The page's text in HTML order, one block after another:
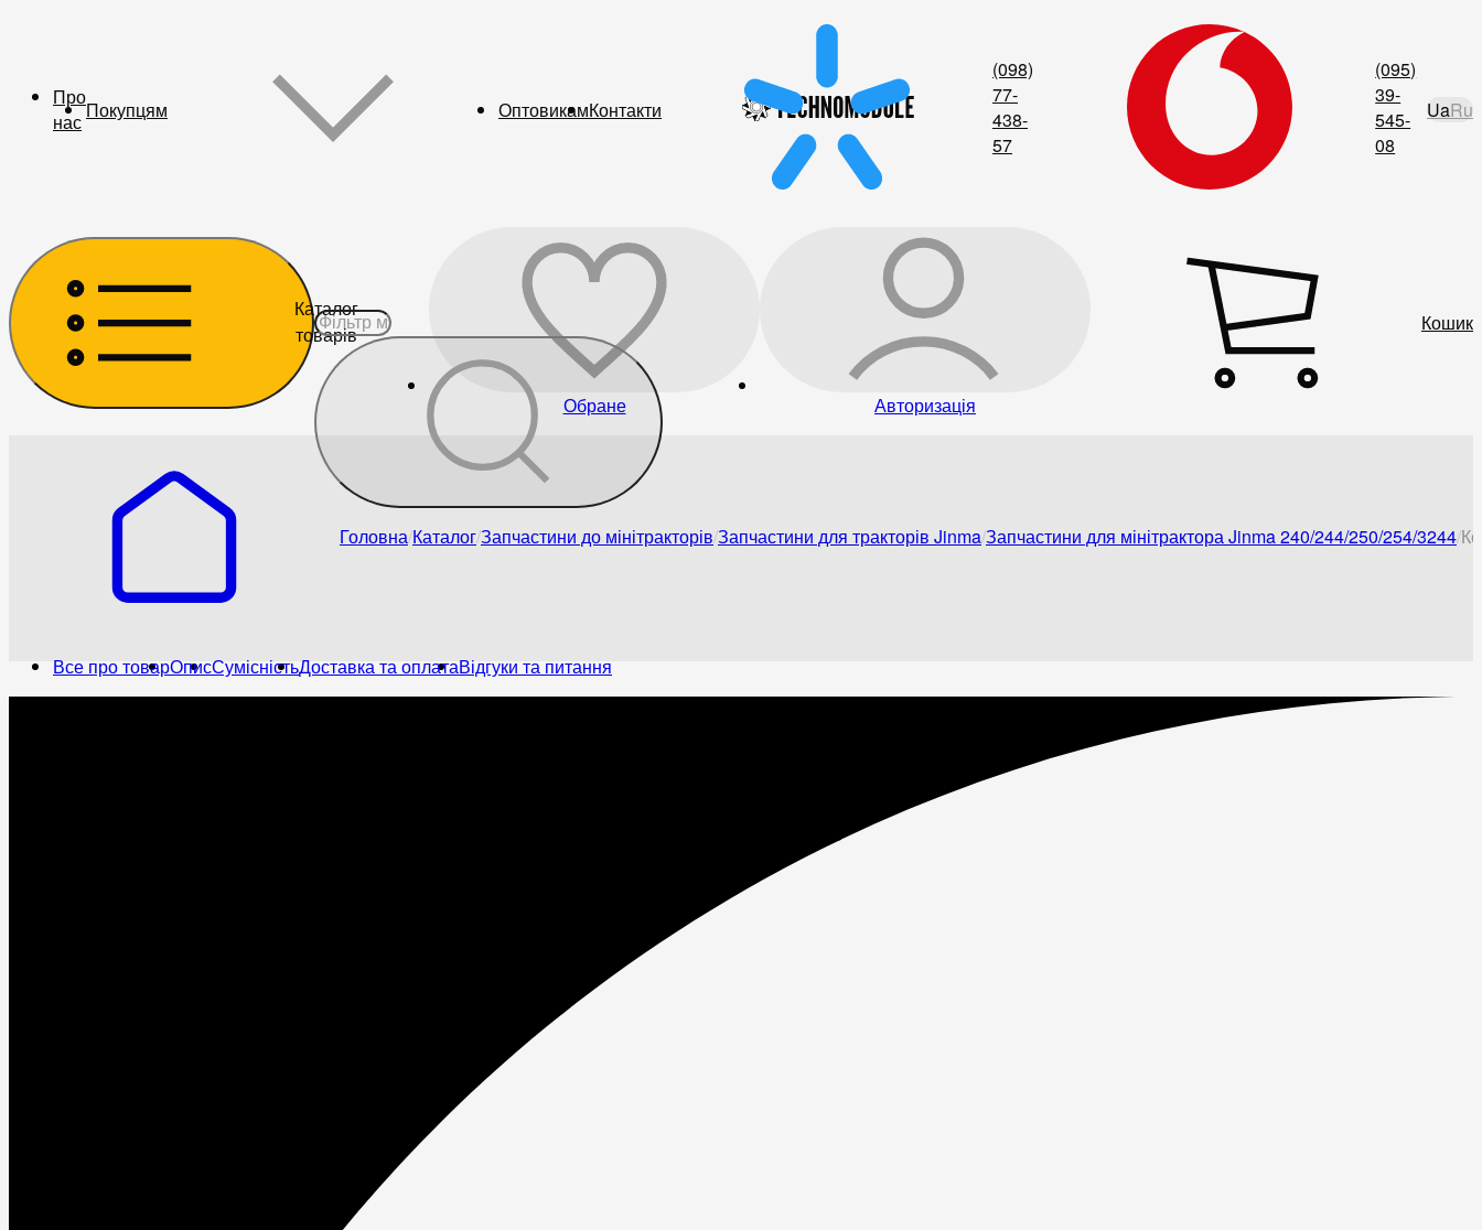
Про
нас Покупцям ОптовикамКонтакти
(098)
77-
438-
57
(095)
39-
545-
08
UaRu
Каталог
товарів
Обране Авторизація
Кошик
Головна КаталогЗапчастини до мінітракторів Запчастини для тракторів JinmaЗапчастини для мінітрактора Jinma 240/244/250/254/3244
Все про товарОписСумісністьДоставка та оплатаВідгуки та питання